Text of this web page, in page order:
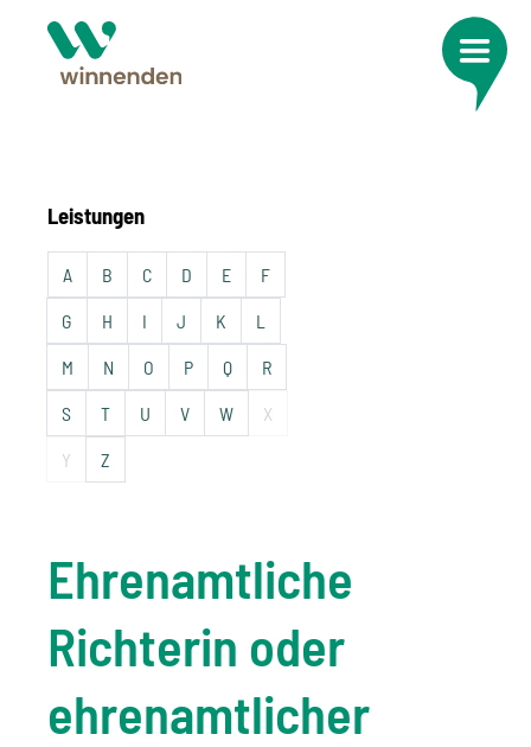
Leistungen
A B C D E F
G H I J K L
M N O P Q R
S T U V W X
Y Z
Ehrenamtliche
Richterin oder
ehrenamtlicher